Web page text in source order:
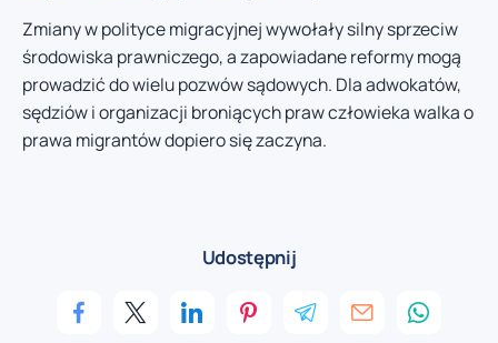
Zmiany w polityce migracyjnej wywołały silny sprzeciw
środowiska prawniczego, a zapowiadane reformy mogą
prowadzić do wielu pozwów sądowych. Dla adwokatów,
sędziów i organizacji broniących praw człowieka walka o
prawa migrantów dopiero się zaczyna.
Udostępnij